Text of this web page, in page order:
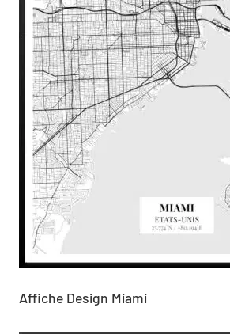
Affiche Design Miami